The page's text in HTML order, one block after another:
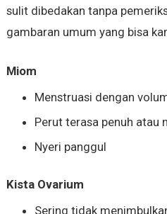
sulit dibedakan tanpa
gambaran umum yang bisa
Miom
Menstruasi dengan
Perut terasa penuh atau
Nyeri panggul
Kista Ovarium
Sering tidak